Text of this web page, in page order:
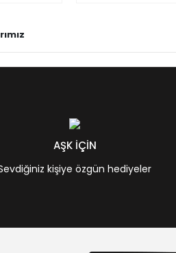
AŞK İÇİN
kişiye özgün hediyeler